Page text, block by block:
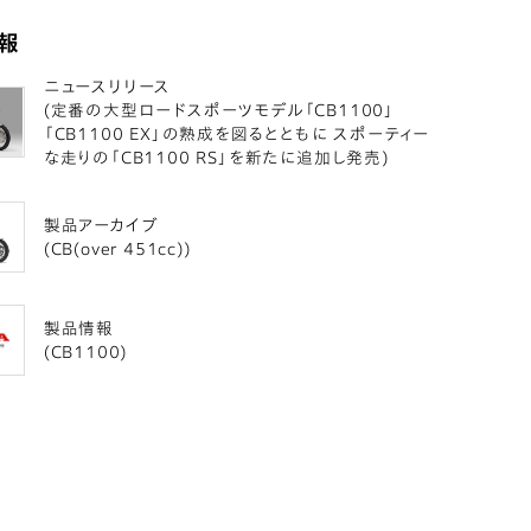
ニュースリリース
(定番の大型ロードスポーツモデル「CB1100」
「CB1100 EX」の熟成を図るとともに スポーティー
な走りの「CB1100 RS」を新たに追加し発売)
製品アーカイブ
(CB(over 451cc))
製品情報
(CB1100)